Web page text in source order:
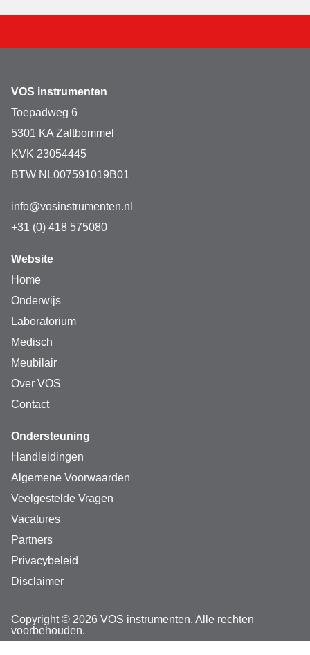
VOS instrumenten
Toepadweg 6
5301 KA Zaltbommel
KVK 23054445
BTW NL007591019B01
info@vosinstrumenten.nl
+31 (0) 418 575080
Website
Home
Onderwijs
Laboratorium
Medisch
Meubilair
Over VOS
Contact
Ondersteuning
Handleidingen
Algemene Voorwaarden
Veelgestelde Vragen
Vacatures
Partners
Privacybeleid
Disclaimer
Copyright © 2026 VOS instrumenten. Alle rechten
voorbehouden.